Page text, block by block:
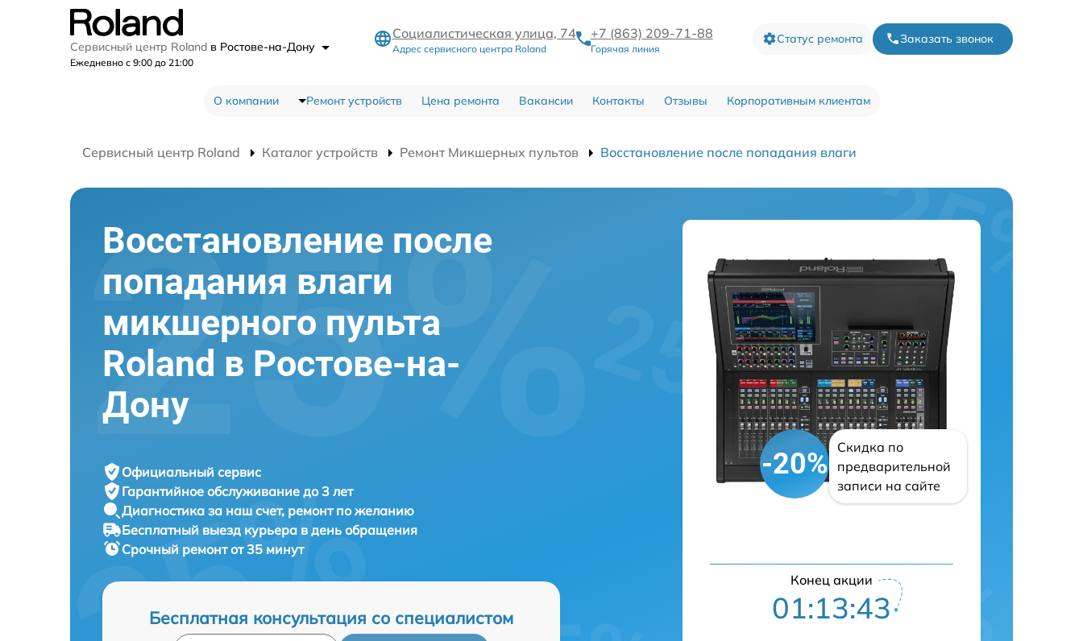
Сервисный центр Roland в Ростове-на-Дону
Ежедневно с 9:00 до 21:00
Социалистическая улица, 74
Адрес сервисного центра Roland
+7 (863) 209-71-88
Горячая линия
Статус ремонта Заказать звонок
О компании Ремонт устройств Цена ремонта Вакансии Контакты Отзывы Корпоративным клиентам
Сервисный центр Roland Каталог устройств Ремонт Микшерных пультов Восстановление после попадания влаги
Восстановление после
попадания влаги
микшерного пульта
Roland в Ростове-на-
Дону
Официальный сервис
Гарантийное обслуживание до 3 лет
Диагностика за наш счет, ремонт по желанию
Бесплатный выезд курьера в день обращения
Срочный ремонтот 35 минут
Бесплатная консультация со специалистом
-20%
Скидка по
предварительной
записи на сайте
Конец акции
01:13:42